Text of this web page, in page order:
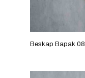
Beskap Bapak 08